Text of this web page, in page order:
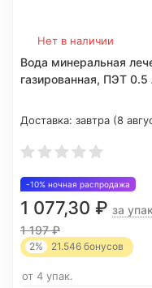
Нет в наличии
Вода минеральная
газированная, ПЭТ 0.5
Доставка: завтра (8
-10% ночная распродажа
1 077,30 ₽ за
1 197₽
2% 21.546 бонусов
от 4 упак.